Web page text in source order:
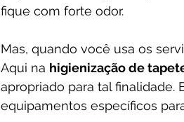
fique com forte odor.
Mas, quando você usa os
Aqui na higienização de
apropriado para tal finalidade.
equipamentos específicos